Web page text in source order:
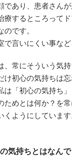
であり、患者さん
療するところって
のです。
で言いにくい事な
、常にそういう気持
け初心の気持ちは
は「初心の気持ち
ためとは何か？を
くようにしています
気持ちとはなん